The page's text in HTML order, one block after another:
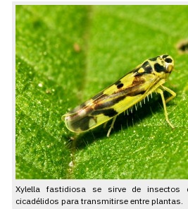
Xylella fastidiosa se sirve de insectos
cicadélidos para transmitirse entre plantas.